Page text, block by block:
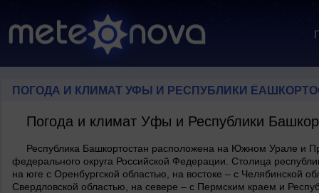
ПОГОДА И КЛИМАТ УФЫ И РЕСПУБЛИКИ
Погода и климат Уфы и Республики
Республика Башкортостан расположена на Южном Урале и
федерального округа Российской Федерации. Столица
на юге с Оренбургской областью, на востоке – с Челябинской
Свердловской областью, на севере – с Пермским краем и